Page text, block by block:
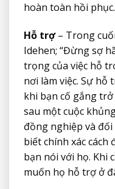
hoàn toàn hồi phục.
Hỗ trợ– Trong
Idehen; “Đừng sợ
trọng của việc hỗ
nơi làm việc. Sự
khi bạn cố gắng
sau một cuộc
đồng nghiệp và
biết chính xác
bạn nói với họ. Khi
muốn họ hỗ trợ ở